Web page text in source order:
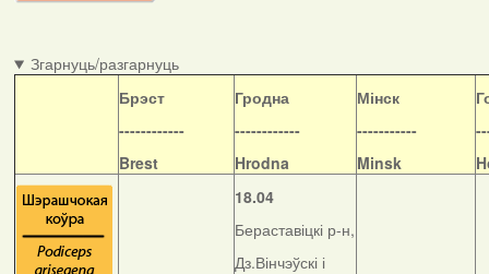
Згарнуць/разгарнуць
Брэст
------------
Brest
Гродна
------------
Hrodna
Мінск
-----------
Minsk
18.04
Бераставіцкі р-н,
Дз.Вінчэўскі і